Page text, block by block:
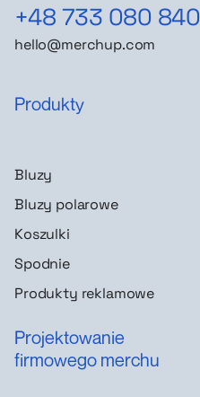
+48 733 080 840
hello@merchup.com
Produkty
Bluzy
Bluzy polarowe
Koszulki
Spodnie
Produkty reklamowe
Projektowanie
firmowego merchu